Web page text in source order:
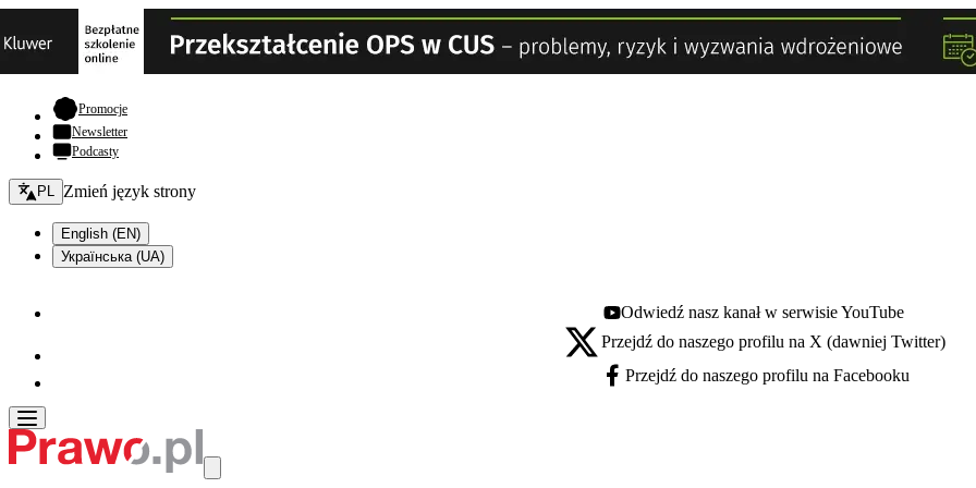
Promocje- otwiera się w nowej karcie
Newsletter
Podcasty
Zmień język - bieżący:
PL Zmień język strony
English (EN)
Українська (UA)
Youtube - otwiera się w nowej karcie
Odwiedź nasz kanał w serwisie YouTube
X - otwiera się w nowej karcie
Przejdź do naszego profilu na X (dawniej Twitter)
Facebook - otwiera się w nowej karcie
Przejdź do naszego profilu na Facebooku